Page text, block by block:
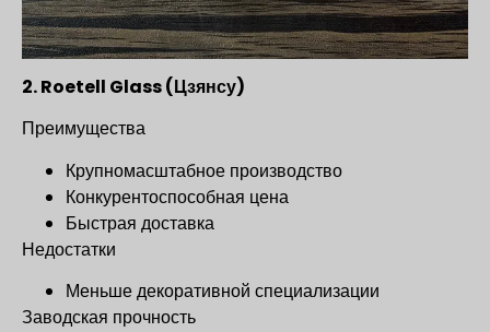
2. Roetell Glass (Цзянсу)
Преимущества
Крупномасштабное производство
Конкурентоспособная цена
Быстрая доставка
Недостатки
Меньше декоративной специализации
Заводская прочность